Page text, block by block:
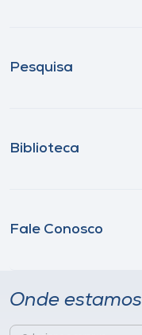
Pesquisa
Biblioteca
Fale Conosco
Onde estamos